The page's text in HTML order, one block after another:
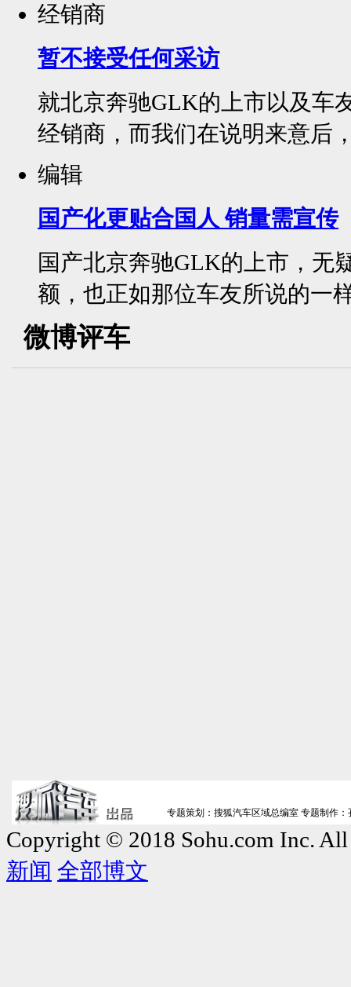
经销商
暂不接受任何采访
就北京奔驰GLK的上市以及车
经销商，而我们在说明来意后
编辑
国产化更贴合国人 销量需宣传
国产北京奔驰GLK的上市，无
额，也正如那位车友所说的一
微博评车
专题策划：搜狐汽车区域总编室 专题制
Copyright © 2018 Sohu.com Inc.
新闻 全部博文